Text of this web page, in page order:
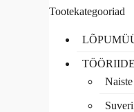
Tootekategooriad